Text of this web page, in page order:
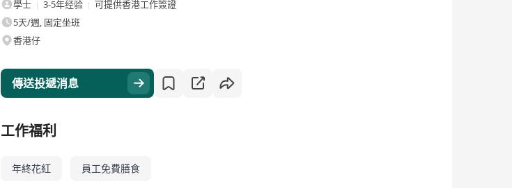
學士
3-5年经验
可提供香港工作簽證
5天/週, 固定坐班
香港仔
傳送投遞消息
工作福利
年終花紅 員工免費膳食